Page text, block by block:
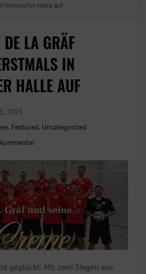
heimischer Halle auf
LA GRÄF
IN
HALLE AUF
2025
, Featured, Uncategorized
geglückt: Mit zwei Siegen aus